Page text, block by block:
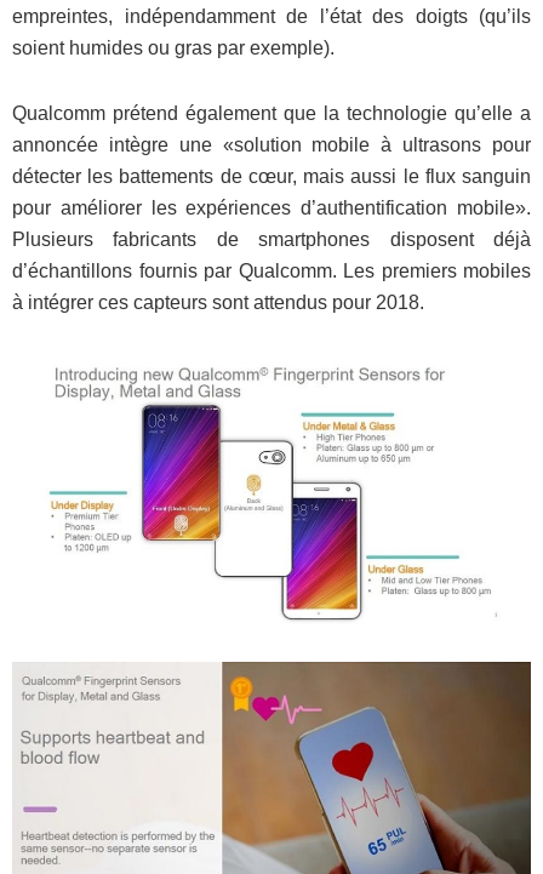
empreintes, indépendamment de l’état des doigts (qu’ils
soient humides ou gras par exemple).
Qualcomm prétend également que la technologie qu’elle a
annoncée intègre une «solution mobile à ultrasons pour
détecter les battements de cœur, mais aussi le flux sanguin
pour améliorer les expériences d’authentification mobile».
Plusieurs fabricants de smartphones disposent déjà
d’échantillons fournis par Qualcomm. Les premiers mobiles
à intégrer ces capteurs sont attendus pour 2018.